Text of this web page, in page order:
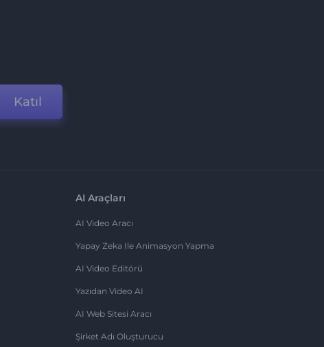
Katıl
AI Araçları
AI Video Aracı
Yapay Zeka Ile Animasyon Yapma
AI Video Editörü
Yazıdan Video AI
AI Web Sitesi Aracı
Şirket Adı Oluşturucu